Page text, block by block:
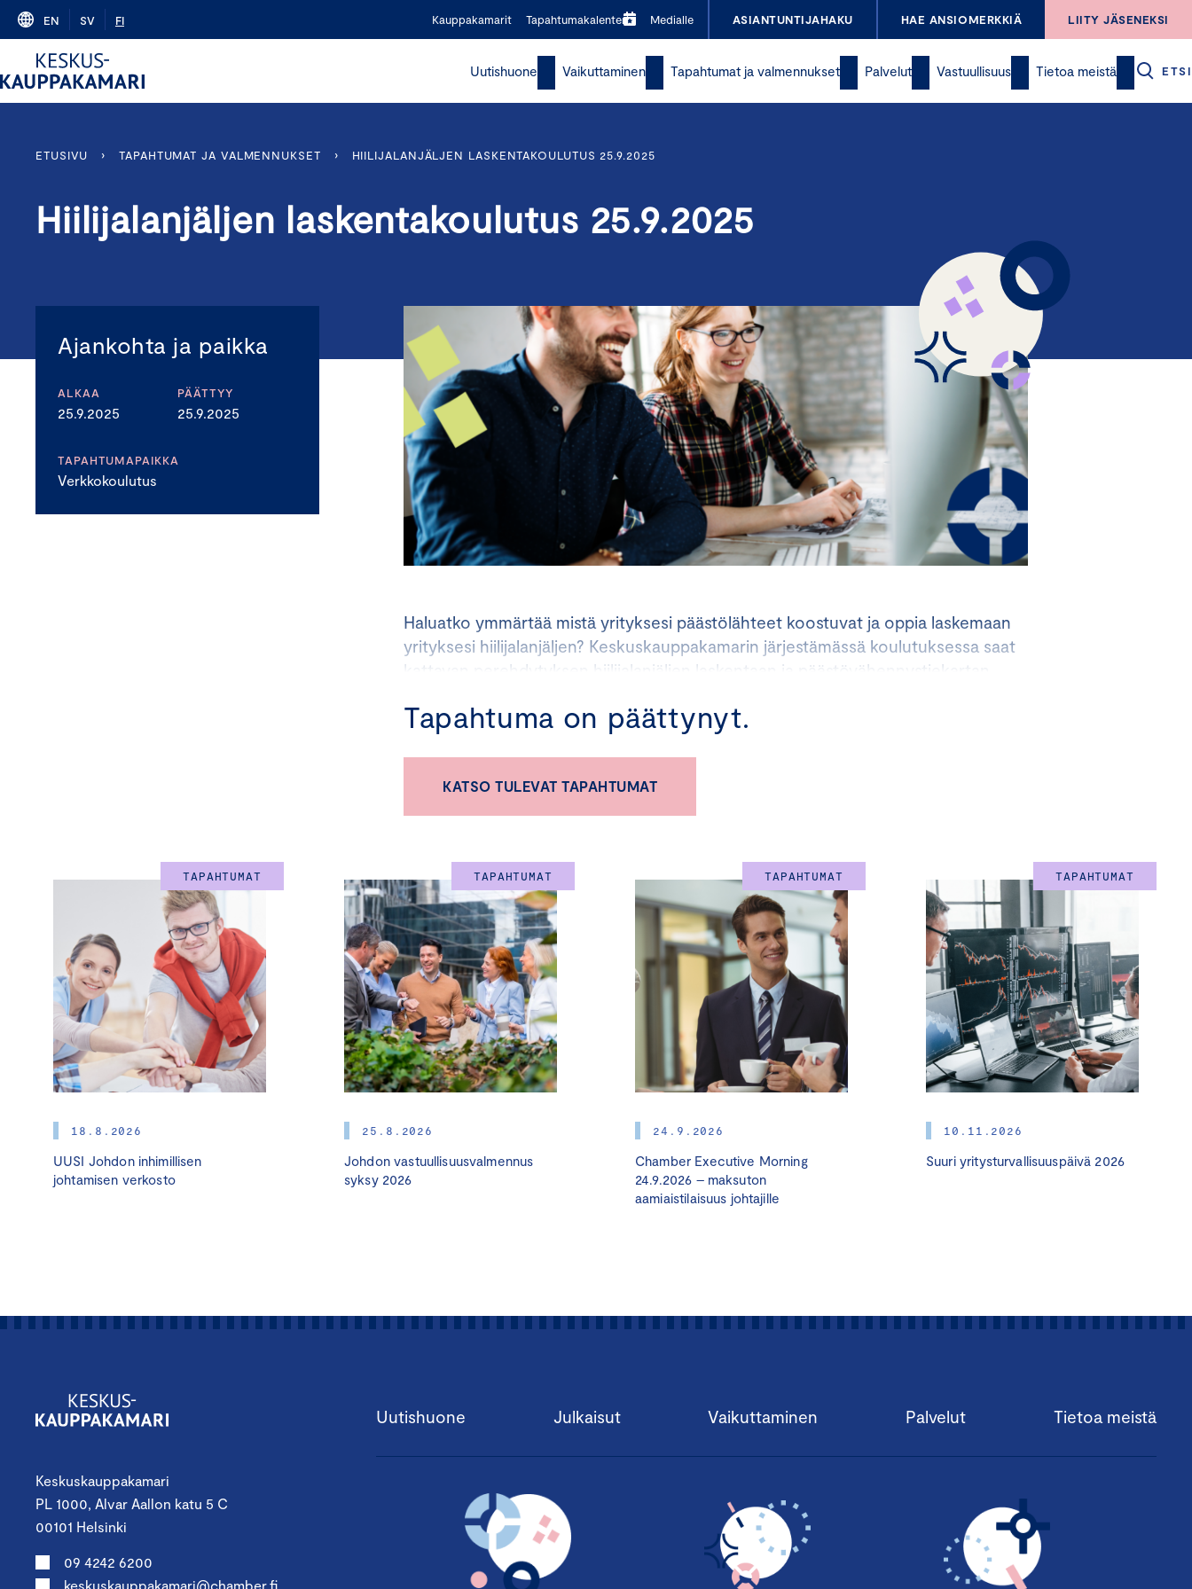
Skip
content
EN SV FI Kauppakamarit Tapahtumakalenteri Medialle ASIANTUNTIJAHAKU HAE ANSIOMERKKIÄ LIITY JÄSENEKSI
Uutishuone Vaikuttaminen Tapahtumat ja valmennukset Palvelut Vastuullisuus Tietoa meistä ETSI
ETUSIVU › TAPAHTUMAT JA VALMENNUKSET › HIILIJALANJÄLJEN LASKENTAKOULUTUS 25.9.2025
Hiilijalanjäljen laskentakoulutus 25.9.2025
Ajankohta ja paikka
ALKAA
25.9.2025
PÄÄTTYY
25.9.2025
TAPAHTUMAPAIKKA
Verkkokoulutus
Haluatko ymmärtää mistä yrityksesi päästölähteet koostuvat ja oppia laskemaan
yrityksesi hiilijalanjäljen? Keskuskauppakamarin järjestämässä koulutuksessa saat
kattavan perehdytyksen hiilijalanjäljen laskentaan ja päästövähennystiekartan
Koulutuksen sisältö:
päästövähennystoimenpiteitä?
Käytännön vinkit:Saat konkreettisia neuvoja päästöjen laskentaan ja vähentämiseen.
Yritysesimerkki:
Kuulet inspiroivan esimerkin yrityksestä, joka on jo tehnyt
merkittävää ilmastotyötä.
Miksi osallistua?
Ilmastonmuutos on yksi suurimmista globaaleista riskeistä, ja yrityksillä on keskeinen
rooli sen hillitsemisessä. Yhä useampi asiakas ja rahoittaja vaatii kumppaneiltaan
ilmastopäästötietoja ja päästövähennysten todistamista. Ilmastotyöhön ryhtyminen
voi siis tuoda yrityksellesi kilpailuetua ja myös kustannussäästöjä, esimerkiksi
ilmastovastuun suunnannäyttäjiä maailmassa, ja tavoitteena on, että Suomi olisi
hiilineutraali vuoteen 2035 mennessä.
Kouluttajat: Koulutuksen vetävät Keskuskauppakamarin ja AFRYn
SUUNTAA ANTAVA OHJELMA
Tervetuloa
Miksi ilmastotyö kannattaa
Tapahtuma on päättynyt.
KATSO TULEVAT TAPAHTUMAT
TAPAHTUMAT
18.8.2026
UUSI Johdon inhimillisen
johtamisen verkosto
TAPAHTUMAT
25.8.2026
Johdon vastuullisuusvalmennus
syksy 2026
TAPAHTUMAT
24.9.2026
Chamber Executive Morning
24.9.2026 – maksuton
aamiaistilaisuus johtajille
TAPAHTUMAT
10.11.2026
Suuri yritysturvallisuuspäivä 2026
Keskuskauppakamari
PL 1000, Alvar Aallon katu 5 C
00101 Helsinki
09 4242 6200
keskuskauppakamari@chamber.fi
Uutishuone Julkaisut Vaikuttaminen Palvelut Tietoa meistä